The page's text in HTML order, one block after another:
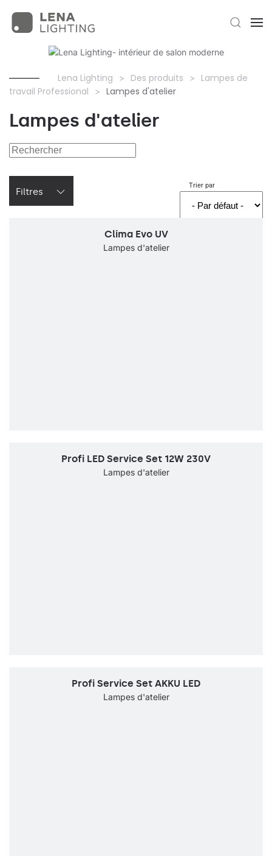
Lena Lighting Des produits
Lampes de
travail Professional
Lampes d'atelier
Lampes d'atelier
Filtres
Trier par
Clima Evo UV
Lampes d'atelier
Profi LED Service Set 12W 230V
Lampes d'atelier
Profi Service Set AKKU LED
Lampes d'atelier